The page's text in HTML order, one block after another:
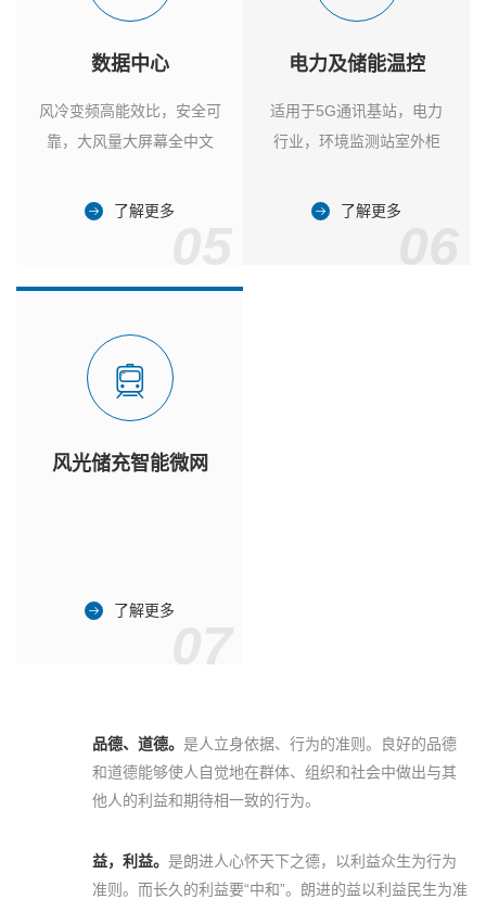
数据中心
风冷变频高能效比，安全可
靠，大风量大屏幕全中文
了解更多
电力及储能温控
适用于5G通讯基站，电力
行业，环境监测站室外柜
了解更多
风光储充智能微网
了解更多
品德、道德。 是人立身依据、行为的准则。良好的品德
和道德能够使人自觉地在群体、组织和社会中做出与其
他人的利益和期待相一致的行为。
益，利益。 是朗进人心怀天下之德，以利益众生为行为
准则。而长久的利益要“中和”。朗进的益以利益民生为准